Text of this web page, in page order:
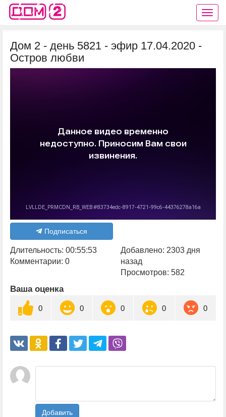
Дом 2 - день 5821 - эфир 17.04.2020 -
Остров любви
Подписаться
Длительность: 00:55:53
Комментарии: 0
Добавлено: 2303 дня
назад
Просмотров: 582
Ваша оценка
0 0 0 0 0
Добавить